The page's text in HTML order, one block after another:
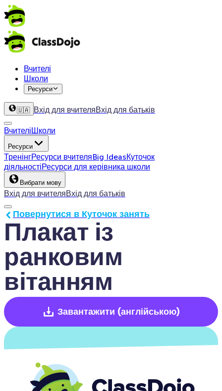
Вчителі
Школи
Ресурси
🇺🇦 Вхід для вчителяВхід для батьків
ВчителіШколи
Ресурси
ТренінгРесурси вчителяBig IdeasКуточок
діяльностіРесурси для керівника школи
Вибрати мову
Вхід для вчителяВхід для батьків
Плакат із
ранковим
вітанням
Повернутися в Куточок занять
Завантажити (англійською)